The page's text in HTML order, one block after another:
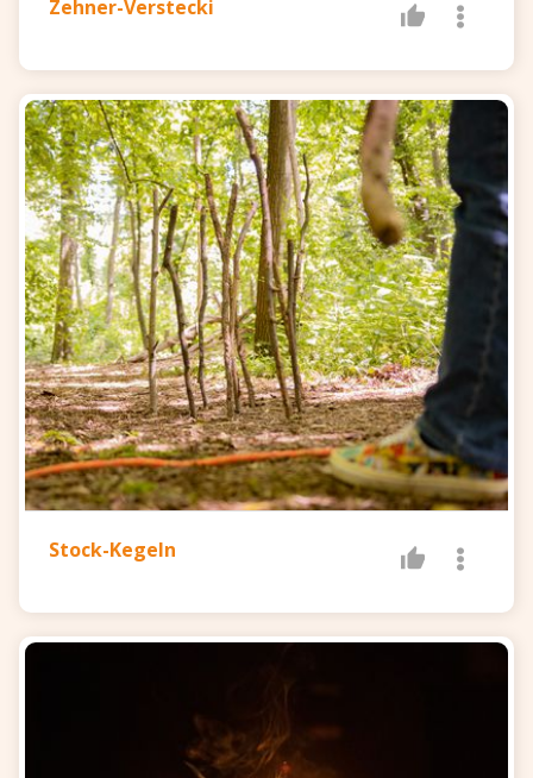
Zehner-Verstecki
Stock-Kegeln